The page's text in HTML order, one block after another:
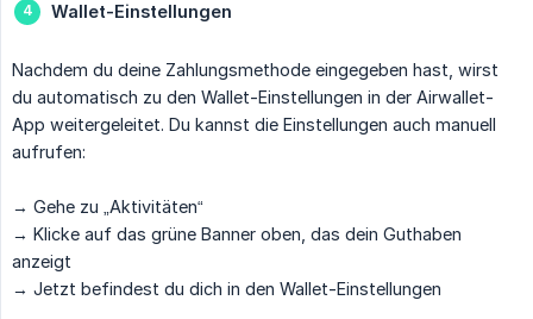
Wallet-Einstellungen
Nachdem du deine Zahlungsmethode eingegeben hast, wirst
du automatisch zu den Wallet-Einstellungen in der Airwallet-
App weitergeleitet. Du kannst die Einstellungen auch manuell
aufrufen:
→ Gehe zu „Aktivitäten“
→ Klicke auf das grüne Banner oben, das dein Guthaben
anzeigt
→ Jetzt befindest du dich in den Wallet-Einstellungen